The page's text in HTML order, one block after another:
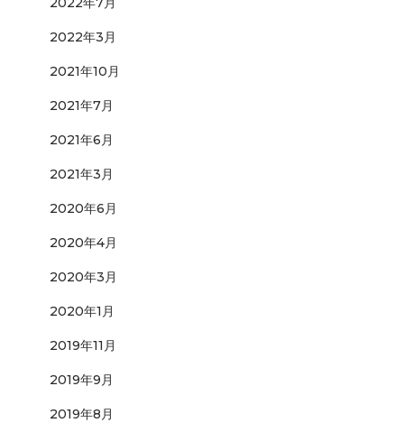
2022年3月
2021年10月
2021年7月
2021年6月
2021年3月
2020年6月
2020年4月
2020年3月
2020年1月
2019年11月
2019年9月
2019年8月